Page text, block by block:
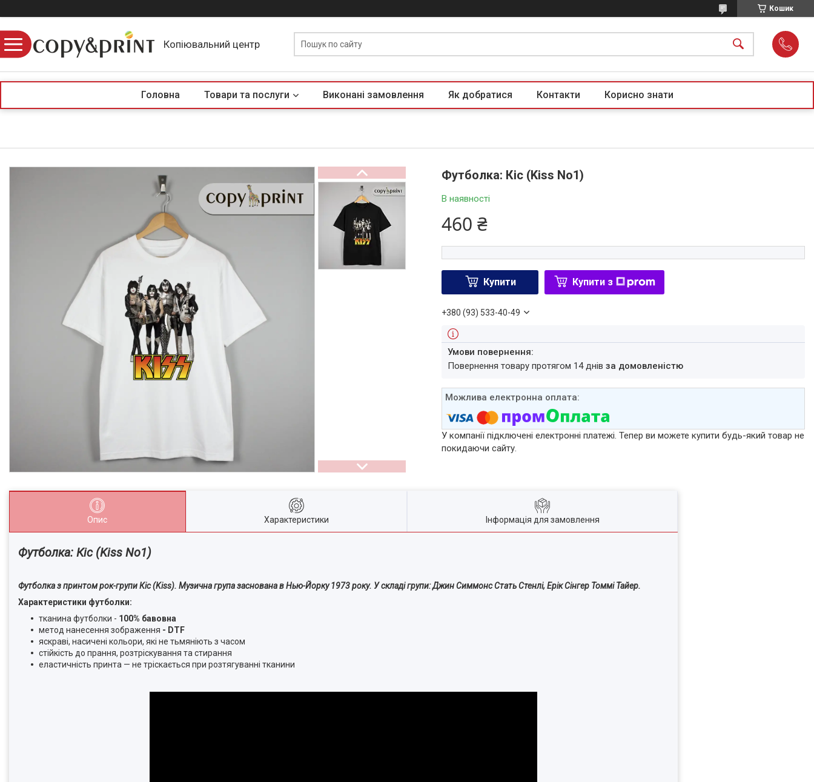
Кошик
Копіювальний центр
Головна Товари та послуги Виконані замовлення Як добратися Контакти Корисно знати
Футболка: Кіс (Kiss No1)
В наявності
460 ₴
Купити Купити з
+380 (93) 533-40-49
повернення товару протягом 14 днівза домовленістю
У компанії підключені електронні платежі. Тепер ви можете купити будь-який товар не
покидаючи сайту.
Опис Характеристики Інформація для замовлення
Футболка: Кіс (Kiss No1)
Футболка з принтом рок-групи Кіс (Kiss). Музична група заснована в Нью-Йорку 1973 року. У складі групи: Джин Симмонс Стать Стенлі, Ерік Сінгер Томмі Тайер.
Характеристики футболки:
тканина футболки - 100% бавовна
метод нанесення зображення - DTF
яскраві, насичені кольори, які не тьмяніють з часом
стійкість до прання, розтріскування та стирання
еластичність принта — не тріскається при розтягуванні тканини